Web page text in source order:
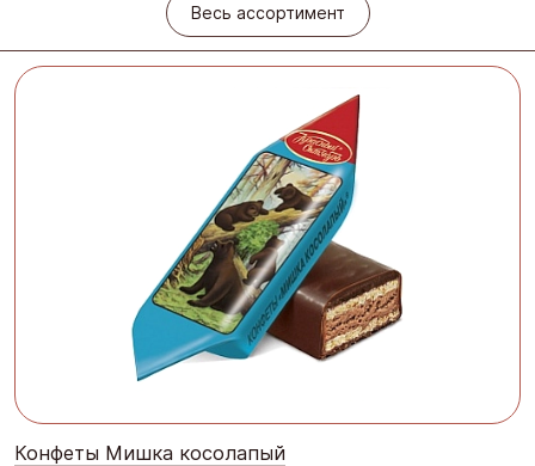
Весь ассортимент
Конфеты Мишка косолапый